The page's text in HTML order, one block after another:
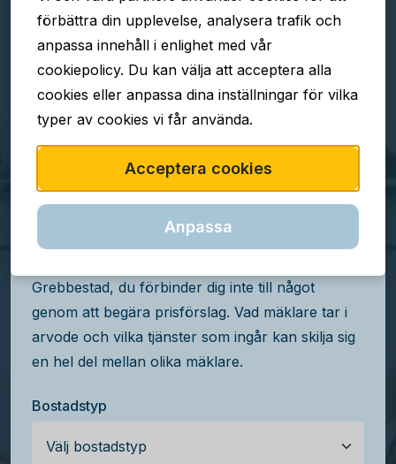
Jämför arvoden
Välj mäklare
TJÄNSTEN ÄR GRATIS
Jämför mäklararvoden i
Grebbestad
Grebbestad, du förbinder dig inte till något
genom att begära prisförslag. Vad mäklare tar i
arvode och vilka tjänster som ingår kan skilja sig
en hel del mellan olika mäklare.
Bostadstyp
förbättra din upplevelse, analysera trafik och
anpassa innehåll i enlighet med vår
cookiepolicy. Du kan välja att acceptera alla
cookies eller anpassa dina inställningar för vilka
typer av cookies vi får använda.
Acceptera cookies
Anpassa